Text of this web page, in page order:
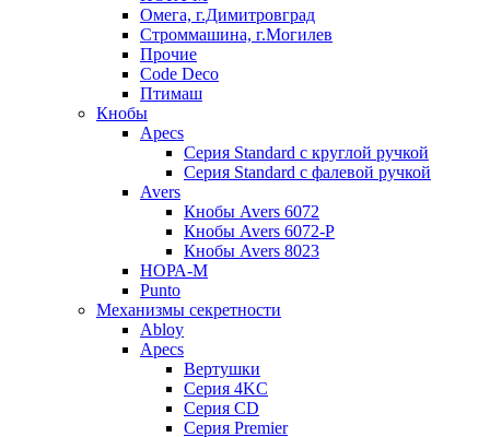
Омега, г.Димитровград
Строммашина, г.Могилев
Прочие
Code Deco
Птимаш
Кнобы
Apecs
Серия Standard с круглой ручкой
Серия Standard с фалевой ручкой
Avers
Кнобы Avers 6072
Кнобы Avers 6072-P
Кнобы Avers 8023
НОРА-М
Punto
Механизмы секретности
Abloy
Apecs
Вертушки
Серия 4KC
Серия CD
Серия Premier